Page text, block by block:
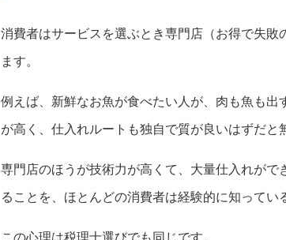
消費者はサービスを選ぶとき専門店（お得で失
ます。
例えば、新鮮なお魚が食べたい人が、肉も魚も
が高く、仕入れルートも独自で質が良いはずだと
専門店のほうが技術力が高くて、大量仕入れが
ることを、ほとんどの消費者は経験的に知ってい
この心理は税理士選びでも同じです。